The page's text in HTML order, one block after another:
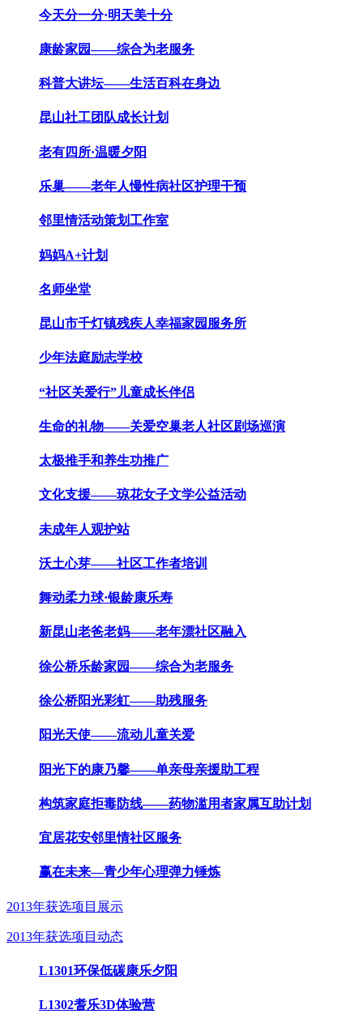
今天分一分·明天美十分
康龄家园——综合为老服务
科普大讲坛——生活百科在身边
昆山社工团队成长计划
老有四所·温暖夕阳
乐巢——老年人慢性病社区护理干预
邻里情活动策划工作室
妈妈A+计划
名师坐堂
昆山市千灯镇残疾人幸福家园服务所
少年法庭励志学校
“社区关爱行”儿童成长伴侣
生命的礼物——关爱空巢老人社区剧场巡演
太极推手和养生功推广
文化支援——琼花女子文学公益活动
未成年人观护站
沃土心芽——社区工作者培训
舞动柔力球·银龄康乐寿
新昆山老爸老妈——老年漂社区融入
徐公桥乐龄家园——综合为老服务
徐公桥阳光彩虹——助残服务
阳光天使——流动儿童关爱
阳光下的康乃馨——单亲母亲援助工程
构筑家庭拒毒防线——药物滥用者家属互助计划
宜居花安邻里情社区服务
赢在未来—青少年心理弹力锤炼
2013年获选项目展示
2013年获选项目动态
L1301环保低碳康乐夕阳
L1302耆乐3D体验营